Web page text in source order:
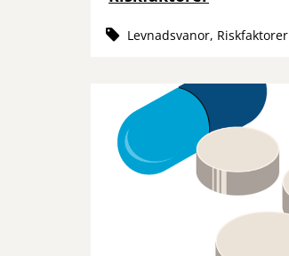
Levnadsvanor, Riskfaktorer